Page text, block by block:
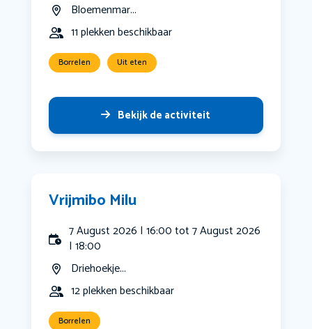
Bloemenmar...
11 plekken beschikbaar
Borrelen Uit eten
Bekijk de activiteit
Vrijmibo Milu
7 August 2026 | 16:00 tot 7 August 2026
| 18:00
Driehoekje...
12 plekken beschikbaar
Borrelen